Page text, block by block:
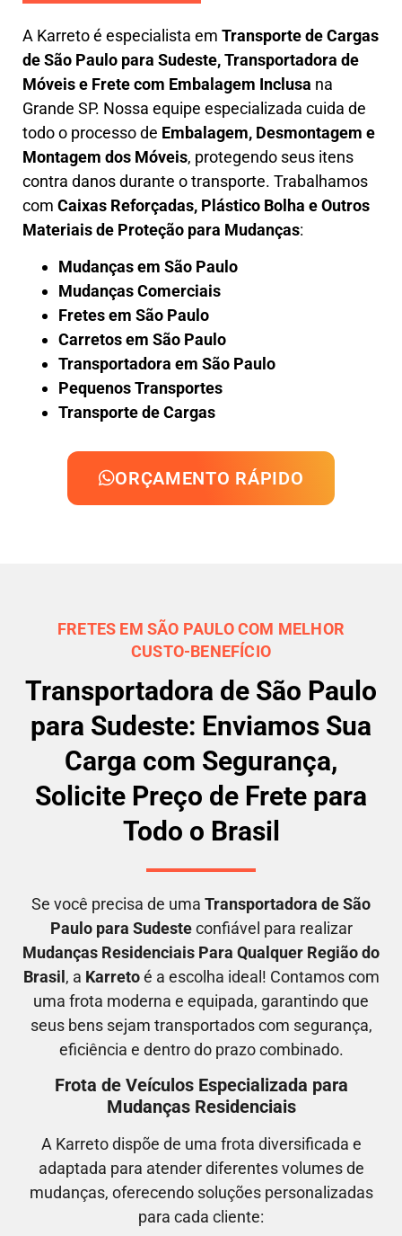
A Karretoé especialista em Transporte de Cargas
de São Paulo para Sudeste,Transportadora de
Móveis e Frete com Embalagem Inclusa na
Grande SP. Nossa equipe especializada cuida de
todo o processo de Embalagem, Desmontagem e
Montagem dos Móveis, protegendo seus itens
contra danos durante o transporte. Trabalhamos
com Caixas Reforçadas, Plástico Bolha e Outros
Materiais de Proteção para Mudanças:
Mudanças em São Paulo
Mudanças Comerciais
Fretes em São Paulo
Carretos em São Paulo
Transportadora em São Paulo
Pequenos Transportes
Transporte de Cargas
ORÇAMENTO RÁPIDO
FRETES EM SÃO PAULO COM MELHOR
CUSTO-BENEFÍCIO
Transportadora de São Paulo
para Sudeste: Enviamos Sua
Carga com Segurança,
Solicite Preço de Frete para
Todo o Brasil
Se você precisa de uma Transportadora de São
Paulo para Sudesteconfiável para realizar
Mudanças Residenciais Para Qualquer Região do
Brasil , a Karretoé a escolha ideal! Contamos com
uma frota moderna e equipada, garantindo que
seus bens sejam transportados com segurança,
eficiência e dentro do prazo combinado.
Frota de Veículos Especializada para
Mudanças Residenciais
A Karreto dispõe de uma frota diversificada e
adaptada para atender diferentes volumes de
mudanças, oferecendo soluções personalizadas
para cada cliente: